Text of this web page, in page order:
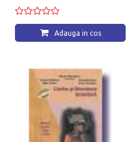
Adauga in cos